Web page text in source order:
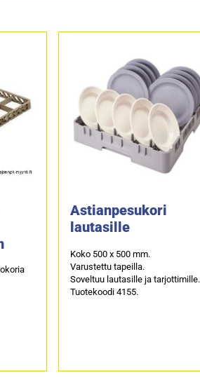
Astianpesukori
lautasille
Koko 500 x 500 mm.
Varustettu tapeilla.
Soveltuu lautasille ja tarjottimille.
Tuotekoodi 4155.